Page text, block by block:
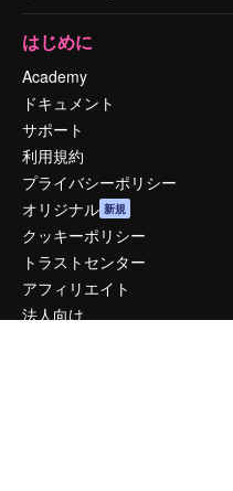
はじめに
Academy
ドキュメント
サポート
利用規約
プライバシーポリシー
オリジナル 新規
クッキーポリシー
トラストセンター
アフィリエイト
法人向け